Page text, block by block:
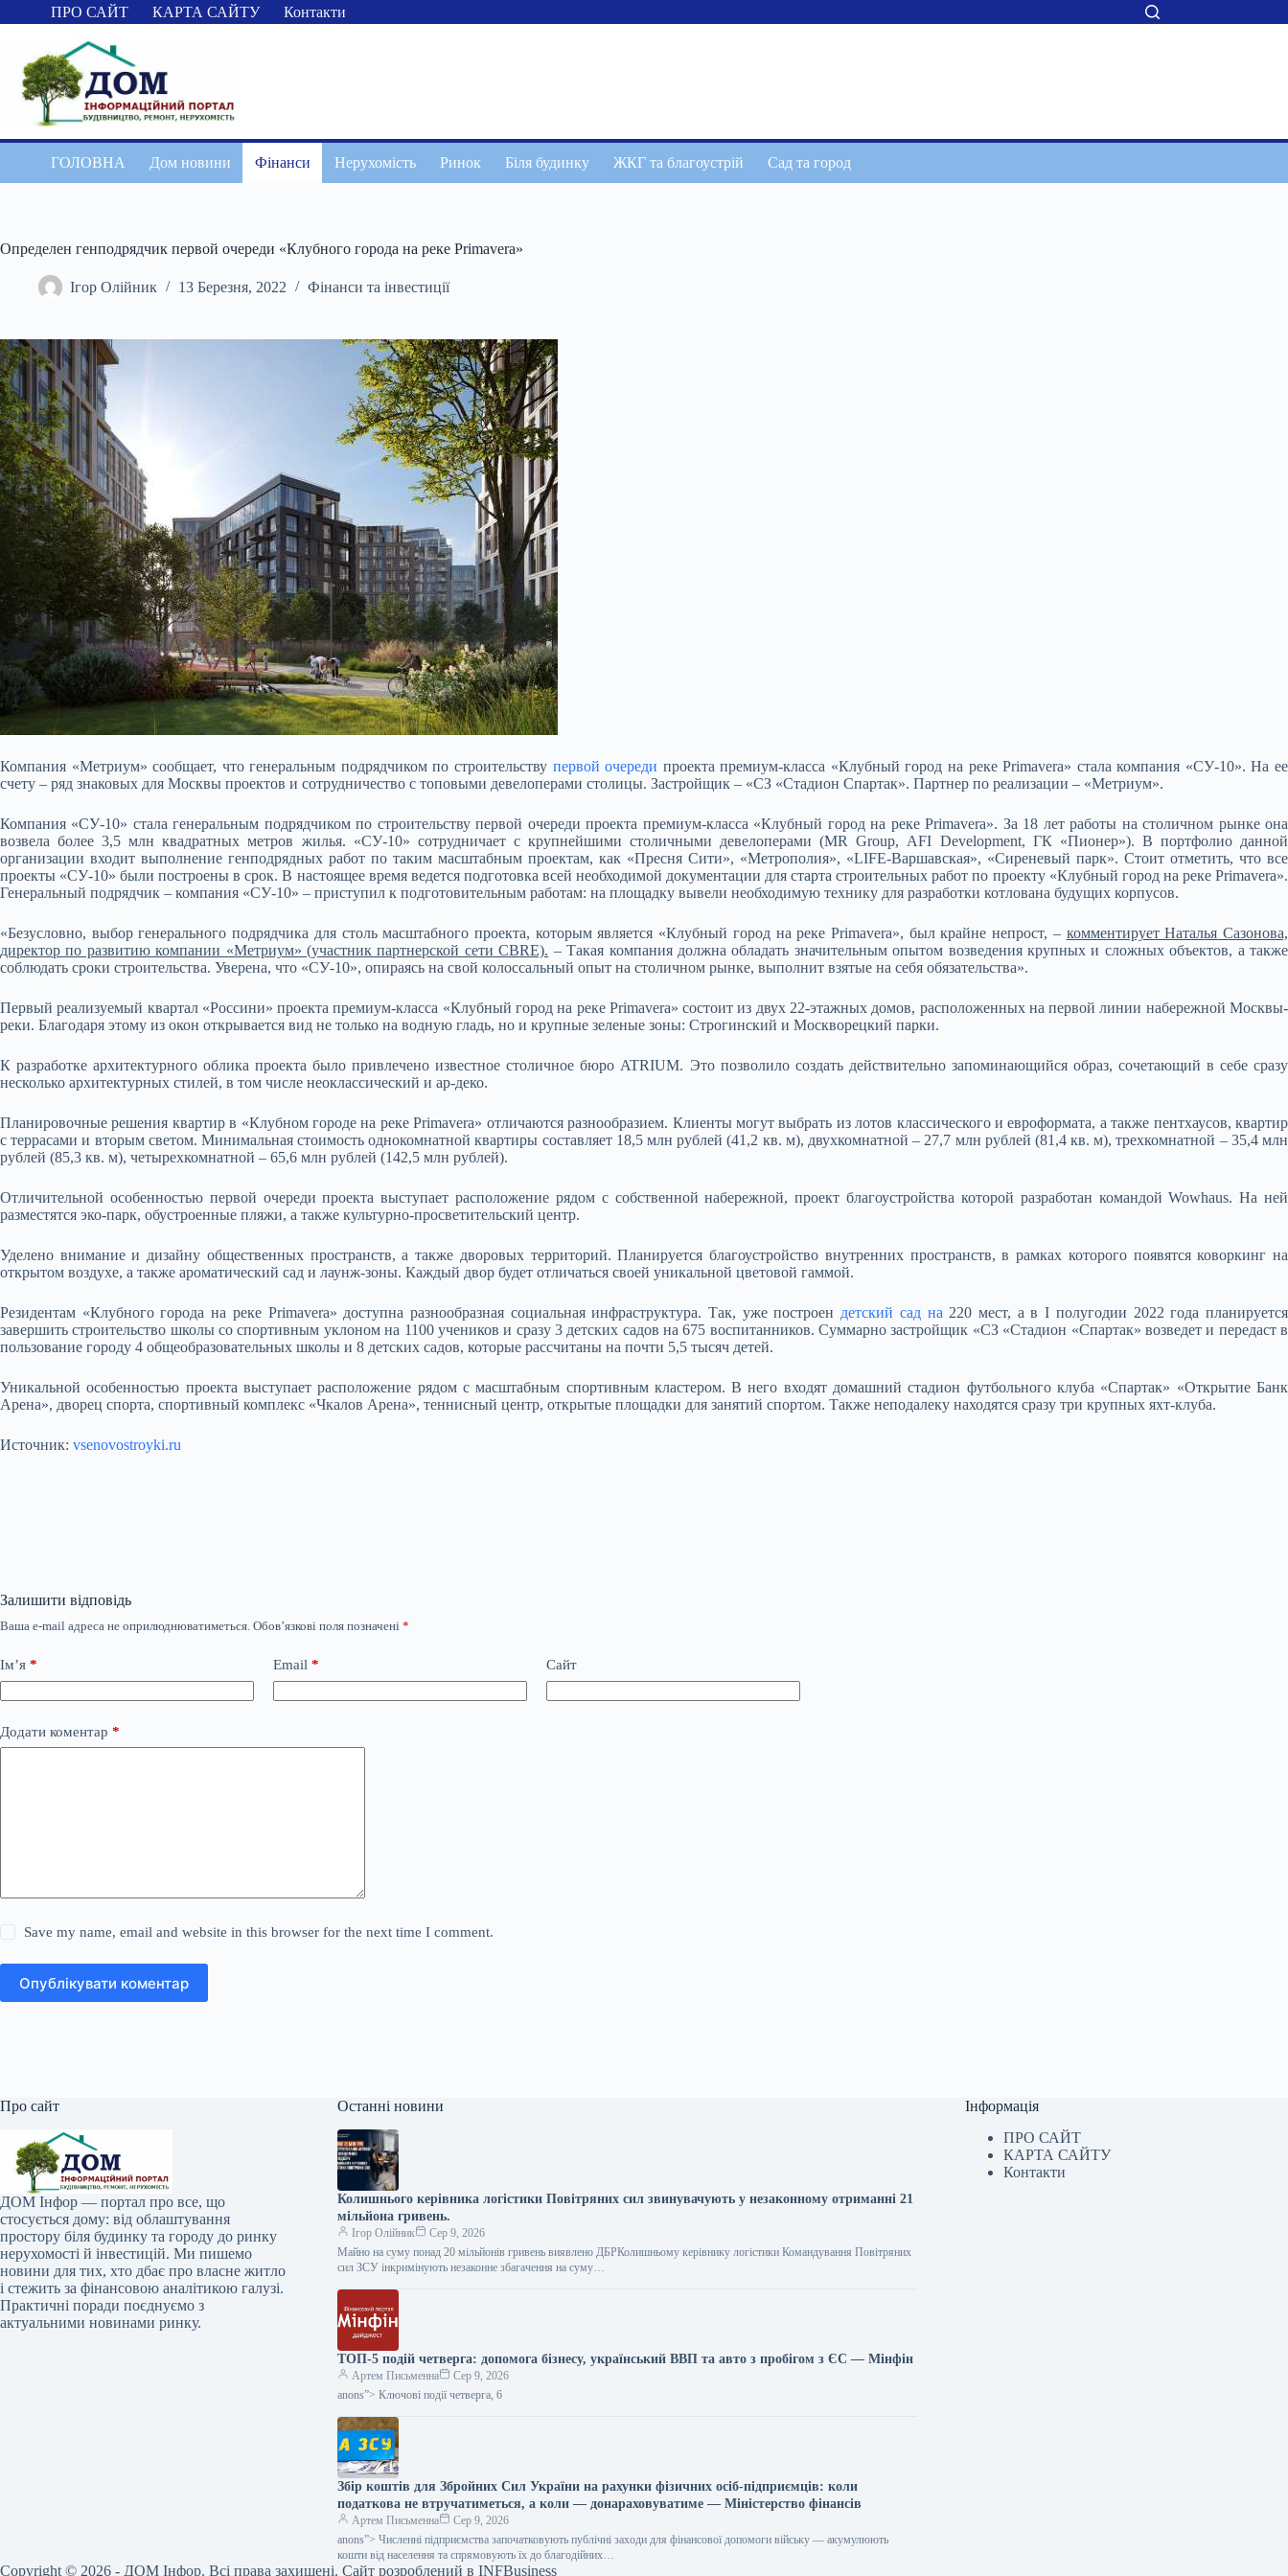
Перейти
до
ПРО САЙТ КАРТА САЙТУ Контакти
ГОЛОВНА Дом новини Фінанси Нерухомість Ринок Біля будинку ЖКГ та благоустрій Сад та город
Определен генподрядчик первой очереди «Клубного города на реке Primavera»
Ігор Олійник 13 Березня, 2022 Фінанси та інвестиції
Компания «Метриум» сообщает, что генеральным подрядчиком по строительству первой очереди проекта премиум-класса «Клубный город на реке Primavera» стала компания «СУ-10». На ее
счету – ряд знаковых для Москвы проектов и сотрудничество с топовыми девелоперами столицы. Застройщик – «СЗ «Стадион Спартак». Партнер по реализации – «Метриум».
Компания «СУ-10» стала генеральным подрядчиком по строительству первой очереди проекта премиум-класса «Клубный город на реке Primavera». За 18 лет работы на столичном рынке она
возвела более 3,5 млн квадратных метров жилья. «СУ-10» сотрудничает с крупнейшими столичными девелоперами (MR Group, AFI Development, ГК «Пионер»). В портфолио данной
организации входит выполнение генподрядных работ по таким масштабным проектам, как «Пресня Сити», «Метрополия», «LIFE-Варшавская», «Сиреневый парк». Стоит отметить, что все
проекты «СУ-10» были построены в срок. В настоящее время ведется подготовка всей необходимой документации для старта строительных работ по проекту «Клубный город на реке Primavera».
Генеральный подрядчик – компания «СУ-10» – приступил к подготовительным работам: на площадку вывели необходимую технику для разработки котлована будущих корпусов.
«Безусловно, выбор генерального подрядчика для столь масштабного проекта, которым является «Клубный город на реке Primavera», был крайне непрост, – комментирует Наталья Сазонова,
директор по развитию компании «Метриум» (участник партнерской сети CBRE). – Такая компания должна обладать значительным опытом возведения крупных и сложных объектов, а также
соблюдать сроки строительства. Уверена, что «СУ-10», опираясь на свой колоссальный опыт на столичном рынке, выполнит взятые на себя обязательства».
Первый реализуемый квартал «Россини» проекта премиум-класса «Клубный город на реке Primavera» состоит из двух 22-этажных домов, расположенных на первой линии набережной Москвы-
реки. Благодаря этому из окон открывается вид не только на водную гладь, но и крупные зеленые зоны: Строгинский и Москворецкий парки.
К разработке архитектурного облика проекта было привлечено известное столичное бюро ATRIUM. Это позволило создать действительно запоминающийся образ, сочетающий в себе сразу
несколько архитектурных стилей, в том числе неоклассический и ар-деко.
Планировочные решения квартир в «Клубном городе на реке Primavera» отличаются разнообразием. Клиенты могут выбрать из лотов классического и евроформата, а также пентхаусов, квартир
с террасами и вторым светом. Минимальная стоимость однокомнатной квартиры составляет 18,5 млн рублей (41,2 кв. м), двухкомнатной – 27,7 млн рублей (81,4 кв. м), трехкомнатной – 35,4 млн
рублей (85,3 кв. м), четырехкомнатной – 65,6 млн рублей (142,5 млн рублей).
Отличительной особенностью первой очереди проекта выступает расположение рядом с собственной набережной, проект благоустройства которой разработан командой Wowhaus. На ней
разместятся эко-парк, обустроенные пляжи, а также культурно-просветительский центр.
Уделено внимание и дизайну общественных пространств, а также дворовых территорий. Планируется благоустройство внутренних пространств, в рамках которого появятся коворкинг на
открытом воздухе, а также ароматический сад и лаунж-зоны. Каждый двор будет отличаться своей уникальной цветовой гаммой.
Резидентам «Клубного города на реке Primavera» доступна разнообразная социальная инфраструктура. Так, уже построен детский сад на 220 мест, а в I полугодии 2022 года планируется
завершить строительство школы со спортивным уклоном на 1100 учеников и сразу 3 детских садов на 675 воспитанников. Суммарно застройщик «СЗ «Стадион «Спартак» возведет и передаст в
пользование городу 4 общеобразовательных школы и 8 детских садов, которые рассчитаны на почти 5,5 тысяч детей.
Уникальной особенностью проекта выступает расположение рядом с масштабным спортивным кластером. В него входят домашний стадион футбольного клуба «Спартак» «Открытие Банк
Арена», дворец спорта, спортивный комплекс «Чкалов Арена», теннисный центр, открытые площадки для занятий спортом. Также неподалеку находятся сразу три крупных яхт-клуба.
Источник: vsenovostroyki.ru
Залишити відповідь
Ваша e-mail адреса не оприлюднюватиметься. Обов’язкові поля позначені *
Ім’я * Email * Сайт
Додати коментар *
Save my name, email and website in this browser for the next time I comment.
Опублікувати коментар
Про сайт
ДОМ Інфор — портал про все, що
стосується дому: від облаштування
простору біля будинку та городу до ринку
нерухомості й інвестицій. Ми пишемо
новини для тих, хто дбає про власне житло
і стежить за фінансовою аналітикою галузі.
Практичні поради поєднуємо з
актуальними новинами ринку.
Останні новини
Колишнього керівника логістики Повітряних сил звинувачують у незаконному отриманні 21
мільйона гривень.
Ігор Олійник
Сер 9, 2026
Майно на суму понад 20 мільйонів гривень виявлено ДБРКолишньому керівнику логістики Командування Повітряних
сил ЗСУ інкримінують незаконне збагачення на суму…
ТОП-5 подій четверга: допомога бізнесу, український ВВП та авто з пробігом з ЄС — Мінфін
Артем Письменна
Сер 9, 2026
anons”> Ключові події четверга, 6
Збір коштів для Збройних Сил України на рахунки фізичних осіб-підприємців: коли
податкова не втручатиметься, а коли — донараховуватиме — Міністерство фінансів
Артем Письменна
Сер 9, 2026
anons”> Численні підприємства започатковують публічні заходи для фінансової допомоги війську — акумулюють
кошти від населення та спрямовують їх до благодійних…
Інформація
ПРО САЙТ
КАРТА САЙТУ
Контакти
Copyright © 2026 - ДОМ Інфор. Всі права захищені. Сайт розроблений в INFBusiness